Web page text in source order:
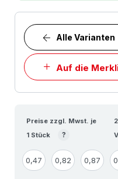
Auf die
Alle Varianten
Preise zzgl. Mwst. je
1 Stück
?
0,47 0,82 0,87